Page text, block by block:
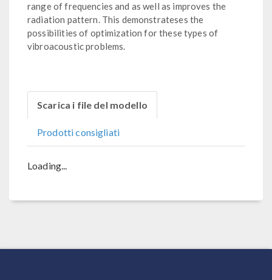
range of frequencies and as well as improves the
radiation pattern. This demonstrateses the
possibilities of optimization for these types of
vibroacoustic problems.
Scarica i file del modello
Prodotti consigliati
Loading...